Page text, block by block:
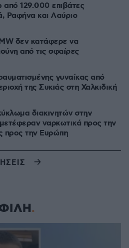
129.000 επιβάτες
Ραφήνα και Λαύριο
δεν κατάφερε να
από τις σφαίρες
γυναίκας από
της Συκιάς στη Χαλκιδική
διακινητών στην
ναρκωτικά προς την
προς την Ευρώπη